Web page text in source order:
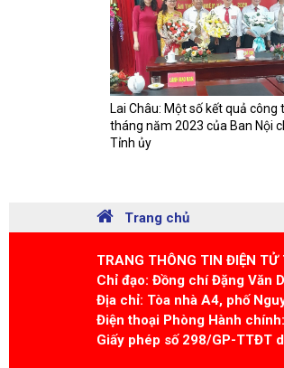
Lai Châu: Một số kết quả công
tháng năm 2023 của Ban Nội
Tỉnh ủy
Trang chủ
TRANG THÔNG TIN ĐIỆN TỬ
Chỉ đạo: Đồng chí Đặng Văn
Địa chỉ: Tòa nhà A4, phố
Điện thoại Phòng Hành
Giấy phép số 298/GP-TTĐT